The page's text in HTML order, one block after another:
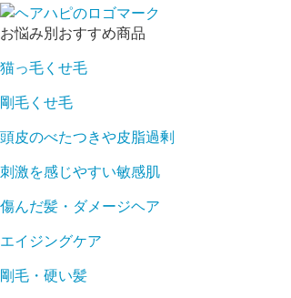
お悩み別おすすめ商品
猫っ毛くせ毛
剛毛くせ毛
頭皮のべたつきや皮脂過剰
刺激を感じやすい敏感肌
傷んだ髪・ダメージヘア
エイジングケア
剛毛・硬い髪